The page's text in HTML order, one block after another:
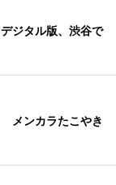
ジタル版、渋谷で
メンカラたこやき